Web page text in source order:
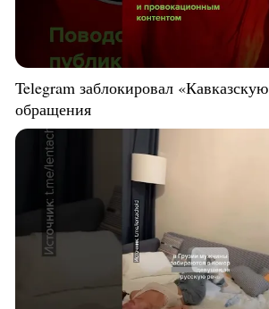
Telegram заблокировал
обращения